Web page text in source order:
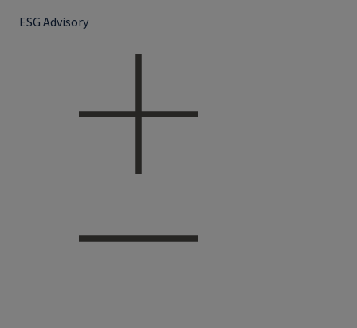
ESG Advisory